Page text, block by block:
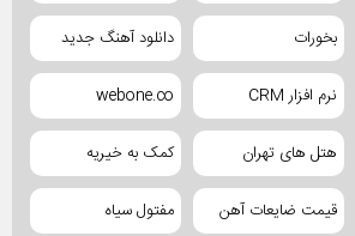
بخورات دانلود آهنگ جدید
نرم افزار CRM webone.co
هتل های تهران کمک به خیریه
قیمت ضایعات آهن مفتول سیاه